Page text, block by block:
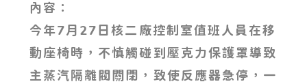
內容：
今年7月27日核二廠控制室值班人員在移
動座椅時，不慎觸碰到壓克力保護罩導致
主蒸汽隔離閥關閉，致使反應器急停，一